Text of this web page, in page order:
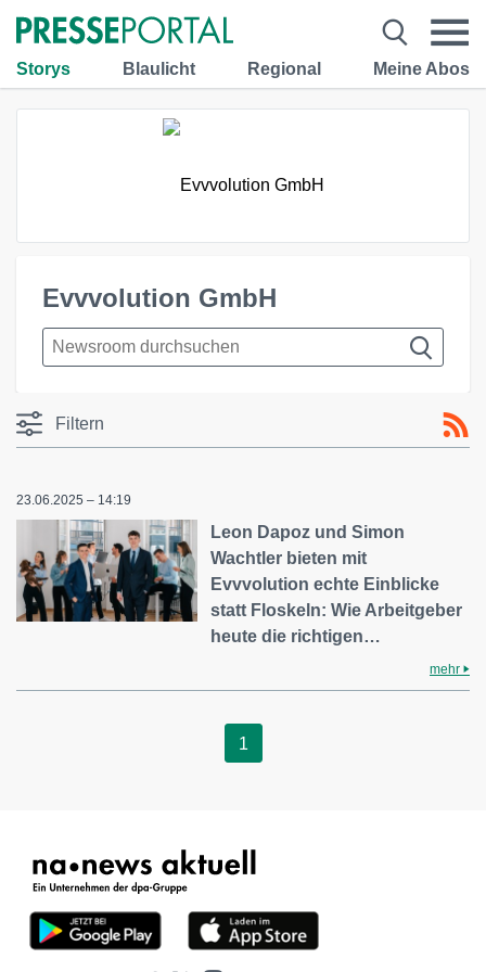
Storys Blaulicht Regional Meine Abos
Evvvolution GmbH
Filtern
23.06.2025 – 14:19
Leon Dapoz und Simon
Wachtler bieten mit
Evvvolution echte Einblicke
statt Floskeln: Wie Arbeitgeber
heute die richtigen…
mehr
1